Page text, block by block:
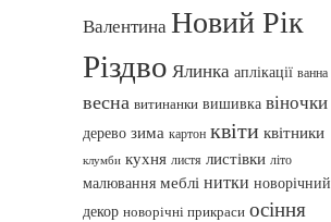
ВалентинаНовий Рік
Різдво Ялинка аплікації ванна
весна витинанки вишивка віночки
дерево зима картон квіти квітники
клумби кухня листя листівки літо
малювання меблі нитки новорічний
декор новорічні прикраси осіння